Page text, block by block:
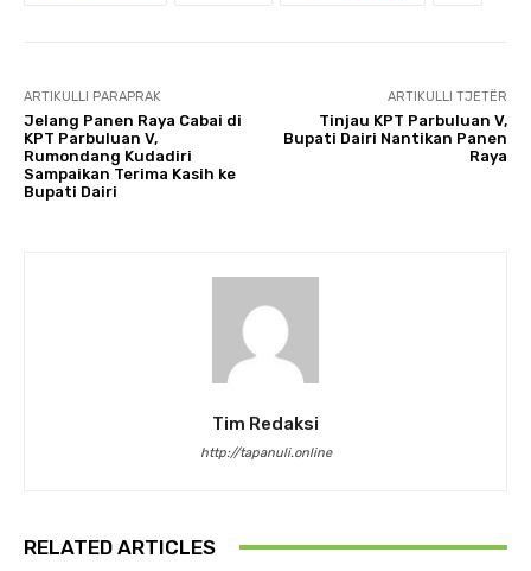
ARTIKULLI PARAPRAK
Jelang Panen Raya Cabai di
KPT Parbuluan V,
Rumondang Kudadiri
Sampaikan Terima Kasih ke
Bupati Dairi
ARTIKULLI TJETËR
Tinjau KPT Parbuluan V,
Bupati Dairi Nantikan Panen
Raya
Tim Redaksi
http://tapanuli.online
RELATED ARTICLES